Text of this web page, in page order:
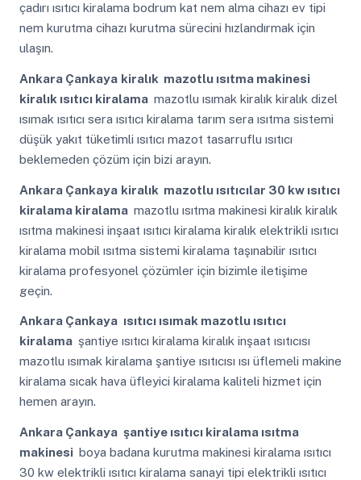
çadırı ısıtıcı kiralama bodrum kat nem alma cihazı ev tipi
nem kurutma cihazı kurutma sürecini hızlandırmak için
ulaşın.
Ankara Çankaya kiralık mazotlu ısıtma makinesi
kiralık ısıtıcı kiralama mazotlu ısımak kiralık kiralık dizel
ısımak ısıtıcı sera ısıtıcı kiralama tarım sera ısıtma sistemi
düşük yakıt tüketimli ısıtıcı mazot tasarruflu ısıtıcı
beklemeden çözüm için bizi arayın.
Ankara Çankaya kiralık mazotlu ısıtıcılar 30 kw ısıtıcı
kiralama kiralama mazotlu ısıtma makinesi kiralık kiralık
ısıtma makinesi inşaat ısıtıcı kiralama kiralık elektrikli ısıtıcı
kiralama mobil ısıtma sistemi kiralama taşınabilir ısıtıcı
kiralama profesyonel çözümler için bizimle iletişime
geçin.
Ankara Çankaya ısıtıcı ısımak mazotlu ısıtıcı
kiralama şantiye ısıtıcı kiralama kiralık inşaat ısıtıcısı
mazotlu ısımak kiralama şantiye ısıtıcısı ısı üflemeli makine
kiralama sıcak hava üfleyici kiralama kaliteli hizmet için
hemen arayın.
Ankara Çankaya şantiye ısıtıcı kiralama ısıtma
makinesi boya badana kurutma makinesi kiralama ısıtıcı
30 kw elektrikli ısıtıcı kiralama sanayi tipi elektrikli ısıtıcı